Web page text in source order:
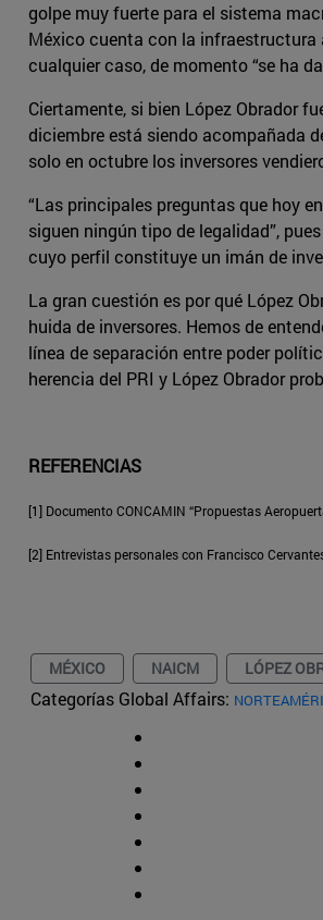
golpe muy fuerte para el sistema
México cuenta con la infraestructura
cualquier caso, de momento “se ha
Ciertamente, si bien López Obrador
diciembre está siendo acompañada
solo en octubre los inversores
“Las principales preguntas que hoy
siguen ningún tipo de legalidad”,
cuyo perfil constituye un imán de
La gran cuestión es por qué López
huida de inversores. Hemos de
línea de separación entre poder
herencia del PRI y López Obrador
REFERENCIAS
[1] Documento CONCAMIN “Propuestas
[2] Entrevistas personales con Francisco
MÉXICO NAICM LÓPEZ
Categorías Global Affairs: